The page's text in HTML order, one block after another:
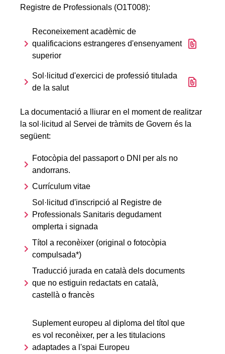
Registre de Professionals (O1T008):
Reconeixement acadèmic de
qualificacions estrangeres d'ensenyament
superior
File icon
Sol·licitud d'exercici de professió titulada
de la salut
File icon
La documentació a lliurar en el moment de realitzar
la sol·licitud al Servei de tràmits de Govern és la
següent:
Fotocòpia del passaport o DNI per als no
andorrans.
Currículum vitae
Sol·licitud d'inscripció al Registre de
Professionals Sanitaris degudament
omplerta i signada
Títol a reconèixer (original o fotocòpia
compulsada*)
Traducció jurada en català dels documents
que no estiguin redactats en català,
castellà o francès
Suplement europeu al diploma del títol que
es vol reconèixer, per a les titulacions
adaptades a l'spai Europeu